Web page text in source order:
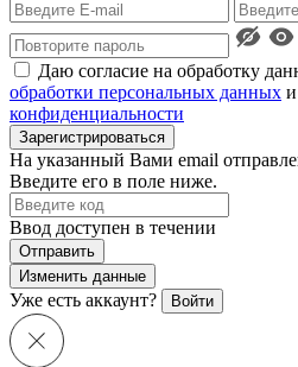
Даю согласие на обработку
обработки персональных данных и
конфиденциальности
Зарегистрироваться
На указанный Вами email
Введите его в поле ниже.
Ввод доступен в течении
Отправить
Изменить данные
Уже есть аккаунт? Войти